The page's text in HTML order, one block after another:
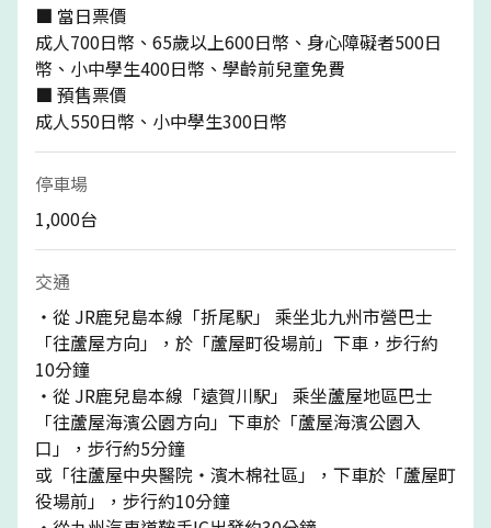
■ 當日票價
成人700日幣、65歲以上600日幣、身心障礙者500日
幣、小中學生400日幣、學齡前兒童免費
■ 預售票價
成人550日幣、小中學生300日幣
停車場
1,000台
交通
・從 JR鹿兒島本線「折尾駅」 乘坐北九州市營巴士
「往蘆屋方向」，於「蘆屋町役場前」下車，步行約
10分鐘
・從 JR鹿兒島本線「遠賀川駅」 乘坐蘆屋地區巴士
「往蘆屋海濱公園方向」下車於「蘆屋海濱公園入
口」，步行約5分鐘
或「往蘆屋中央醫院・濱木棉社區」，下車於「蘆屋町
役場前」，步行約10分鐘